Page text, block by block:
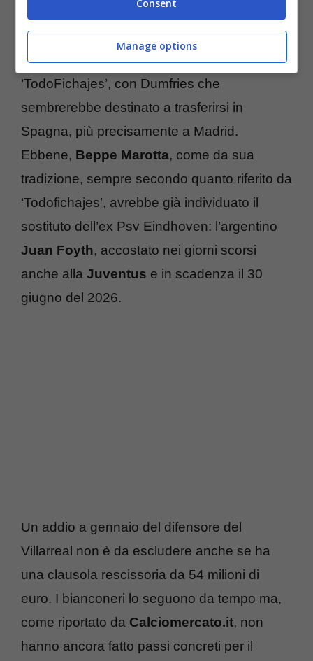
offerta.
Ed è proprio questo lo scenario delineato da
‘TodoFichajes’, con Dumfries che
sembrerebbe destinato a trasferirsi in
Spagna, più precisamente a Madrid.
Ebbene, Beppe Marotta, come da sua
tradizione, sempre secondo quanto riferito da
‘Todofichajes’, avrebbe già individuato il
sostituto dell’ex Psv Eindhoven: l’argentino
Juan Foyth, accostato nei giorni scorsi
anche alla Juventus e in scadenza il 30
giugno del 2026.
Un addio a gennaio del difensore del
Villarreal non è da escludere anche se ha
una clausola rescissoria da 54 milioni di
euro. I bianconeri lo seguono da tempo ma,
come riportato da Calciomercato.it, non
hanno ancora fatto passi concreti per il
Consent
Manage options